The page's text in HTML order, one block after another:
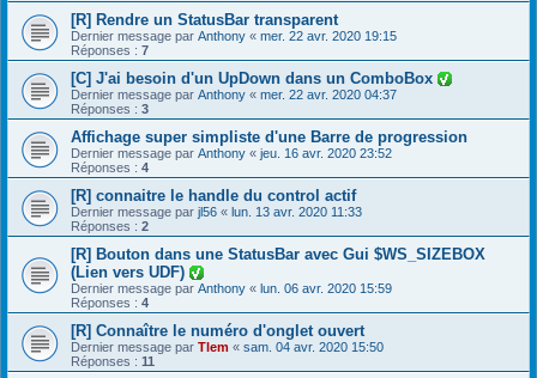
[R] Rendre un StatusBar transparent
Dernier message par Anthony « mer. 22 avr. 2020 19:15
Réponses : 7
[C] J'ai besoin d'un UpDown dans un ComboBox
Dernier message par Anthony « mer. 22 avr. 2020 04:37
Réponses : 3
Affichage super simpliste d'une Barre de progression
Dernier message par Anthony « jeu. 16 avr. 2020 23:52
Réponses : 4
[R] connaitre le handle du control actif
Dernier message par jl56 « lun. 13 avr. 2020 11:33
Réponses : 2
[R] Bouton dans une StatusBar avec Gui $WS_SIZEBOX
(Lien vers UDF)
Dernier message par Anthony « lun. 06 avr. 2020 15:59
Réponses : 4
[R] Connaître le numéro d'onglet ouvert
Dernier message par Tlem « sam. 04 avr. 2020 15:50
Réponses : 11